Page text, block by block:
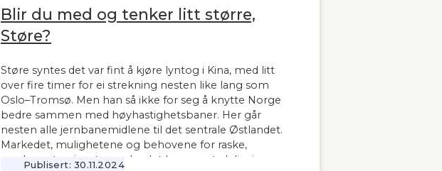
Blir du med og tenker litt større,
Støre?
Støre syntes det var fint å kjøre lyntog i Kina, med litt
over fire timer for ei strekning nesten like lang som
Oslo–Tromsø. Men han så ikke for seg å knytte Norge
bedre sammen med høyhastighetsbaner. Her går
nesten alle jernbanemidlene til det sentrale Østlandet.
Markedet, mulighetene og behovene for raske,
moderne tog i resten av landet har man tydeligvis
Publisert: 30.11.2024